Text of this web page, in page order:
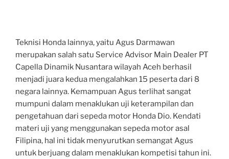
Teknisi Honda lainnya, yaitu Agus Darmawan
merupakan salah satu Service Advisor Main Dealer PT
Capella Dinamik Nusantara wilayah Aceh berhasil
menjadi juara kedua mengalahkan 15 peserta dari 8
negara lainnya. Kemampuan Agus terlihat sangat
mumpuni dalam menaklukan uji keterampilan dan
pengetahuan dari sepeda motor Honda Dio. Kendati
materi uji yang menggunakan sepeda motor asal
Filipina, hal ini tidak menyurutkan semangat Agus
untuk berjuang dalam menaklukan kompetisi tahun ini.